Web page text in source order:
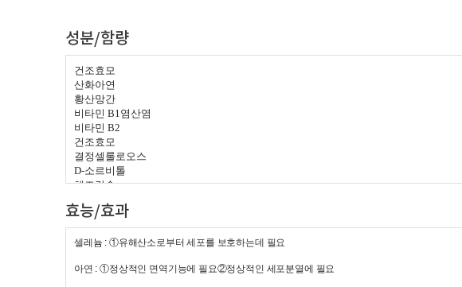
성분/함량
건조효모
산화아연
황산망간
비타민 B1염산염
비타민 B2
건조효모
결정셀룰로오스
D-소르비톨
해조칼슘
스테아린산마그네슘
이산화규소
비타민미네랄혼합제제
난백단백분말
효능/효과
셀레늄 : ①유해산소로부터 세포를 보호하는데 필요
아연 : ①정상적인 면역기능에 필요②정상적인 세포분열에 필요